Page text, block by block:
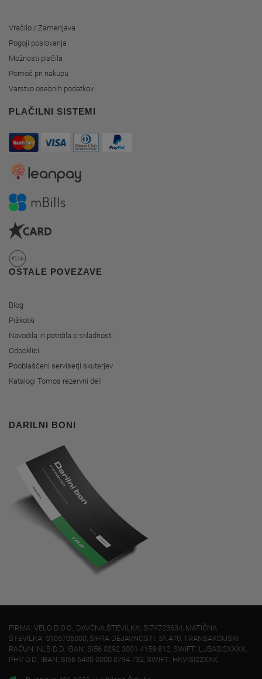
Vračilo / Zamenjava
Pogoji poslovanja
Možnosti plačila
Pomoč pri nakupu
Varstvo osebnih podatkov
PLAČILNI SISTEMI
OSTALE POVEZAVE
Blog
Piškotki
Navodila in potrdila o skladnosti
Odpoklici
Pooblaščeni serviserji skuterjev
Katalogi Tomos rezervni deli
DARILNI BONI
FIRMA: VELO D.O.O., DAVČNA ŠTEVILKA: SI74723634, MATIČNA
ŠTEVILKA: 5105706000, ŠIFRA DEJAVNOSTI: 51.470, TRANSAKCIJSKI
RAČUN: NLB D.D. IBAN: SI56 0292 3001 4159 812, SWIFT: LJBASI2XXXX,
PHV D.D., IBAN: SI56 6400 0000 0794 732, SWIFT: HKVISI22XXX